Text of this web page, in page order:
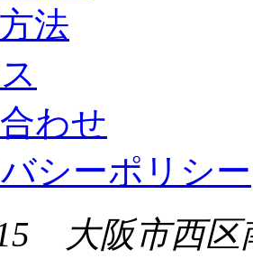
法
わせ
シーポリシー
大阪市西